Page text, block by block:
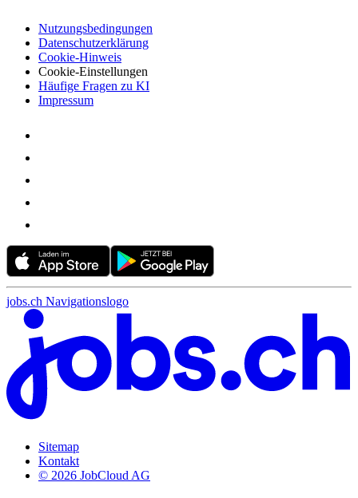
Nutzungsbedingungen
Datenschutzerklärung
Cookie-Hinweis
Cookie-Einstellungen
Häufige Fragen zu KI
Impressum
jobs.ch Navigationslogo
Sitemap
Kontakt
© 2026 JobCloud AG